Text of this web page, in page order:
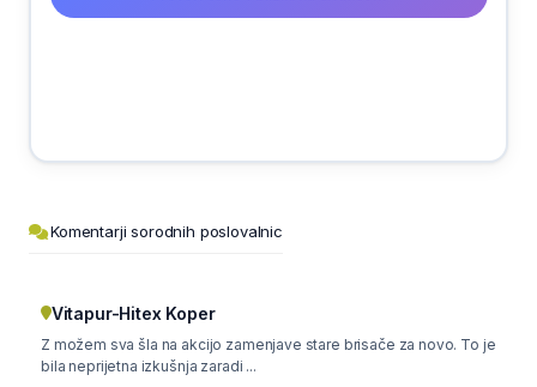
Komentarji sorodnih poslovalnic
Vitapur-Hitex Koper
Z možem sva šla na akcijo zamenjave stare brisače za novo. To je
bila neprijetna izkušnja zaradi ...